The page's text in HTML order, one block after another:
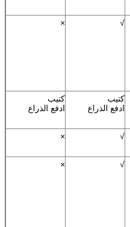
√
×
كتيب
ادفع الذراع
كتيب
ادفع الذراع
√
×
√
×